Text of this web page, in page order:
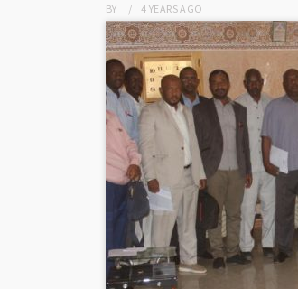
BY 4 YEARSAGO